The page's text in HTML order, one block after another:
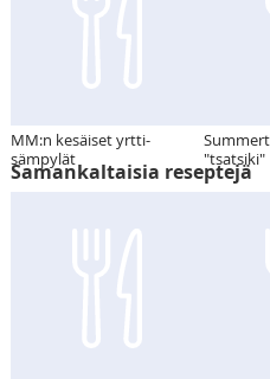
MM:n kesäiset yrtti-
sämpylät
"tsatsiki"
Samankaltaisia reseptejä